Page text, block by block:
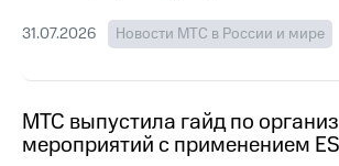
Регистратор
Контакты
развитие
деловая этика
На главную
31.07.2026 Новости МТС в России и мире
МТС выпустила гайд по
мероприятий с применением